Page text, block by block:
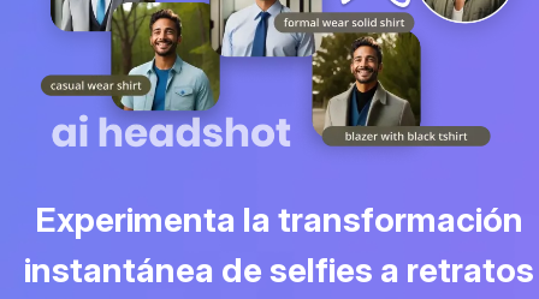
Experimenta la transformación
instantánea de selfies a retratos